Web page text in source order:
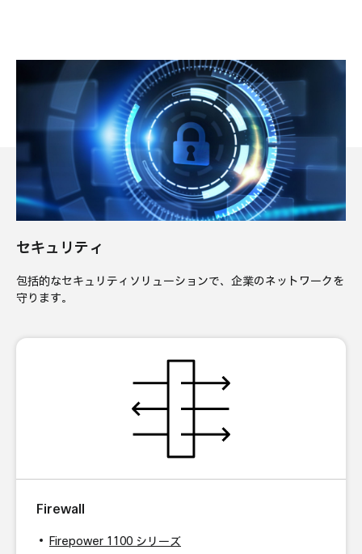
セキュリティ
包括的なセキュリティソリューションで、企業のネットワークを
守ります。
Firewall
Firepower 1100 シリーズ